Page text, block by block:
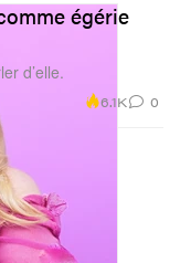
égérie
d’elle.
6.1K 0